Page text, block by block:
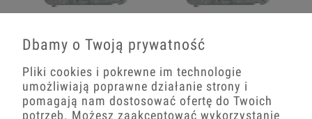
Sterownika Roletowego (Przycisk
Strefowy) Szary Mat 27Isr-5
217,00 zł
− +
Sterownika Roletowego (Przycisk
Centralny/Dodatkowy) Szary Mat
227,15 zł
Dbamy o Twoją prywatność
Pliki cookies i pokrewne im technologie
umożliwiają poprawne działanie strony i
pomagają nam dostosować ofertę do Twoich
potrzeb. Możesz zaakceptować wykorzystanie